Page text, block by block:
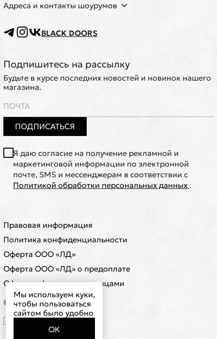
Адреса и контакты шоурумов
BLACK DOORS
Подпишитесь на рассылку
Будьте в курсе последних новостей и новинок нашего
магазина.
ПОДПИСАТЬСЯ
Я даю согласие на получение рекламной и
маркетинговой информации по электронной
почте, SMS и мессенджерам в соответствии с
Политикой обработки персональных данных .
Правовая информация
Политика конфиденциальности
Оферта ООО «ЛД»
Оферта ООО «ЛД» о предоплате
Оферта с физическими лицами
© ООО "ЛД"
🇷🇺 RUB ₽
Мы используем куки,
чтобы пользоваться
сайтом было удобно
ОК